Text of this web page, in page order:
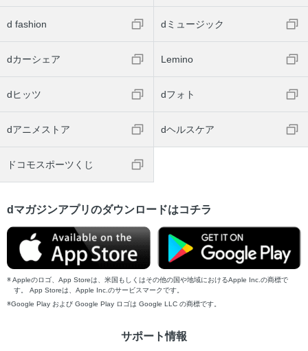
d fashion dミュージック
dカーシェア Lemino
dヒッツ dフォト
dアニメストア dヘルスケア
ドコモスポーツくじ
dマガジンアプリのダウンロードはコチラ
Appleのロゴ、App Storeは、米国もしくはその他の国や地域におけるApple Inc.の商標で
す。 App Storeは、Apple Inc.のサービスマークです。
Google Play および Google Play ロゴは Google LLC の商標です。
サポート情報